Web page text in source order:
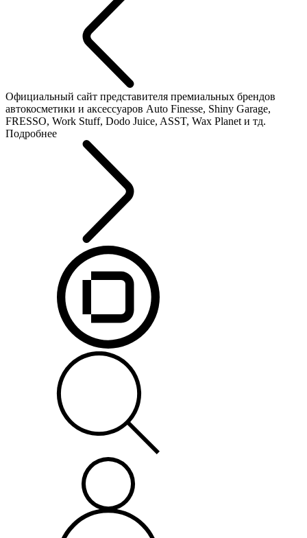
Официальный сайт представителя премиальных брендов
автокосметики и аксессуаров Auto Finesse, Shiny Garage,
FRESSO, Work Stuff, Dodo Juice, ASST, Wax Planet и тд.
Подробнее